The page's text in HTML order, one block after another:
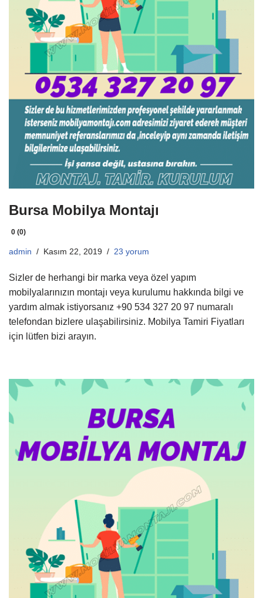
Bursa Mobilya Montajı
0 (0)
admin Kasım 22, 2019 23 yorum
Sizler de herhangi bir marka veya özel yapım
mobilyalarınızın montajı veya kurulumu hakkında bilgi ve
yardım almak istiyorsanız +90 534 327 20 97 numaralı
telefondan bizlere ulaşabilirsiniz. Mobilya Tamiri Fiyatları
için lütfen bizi arayın.